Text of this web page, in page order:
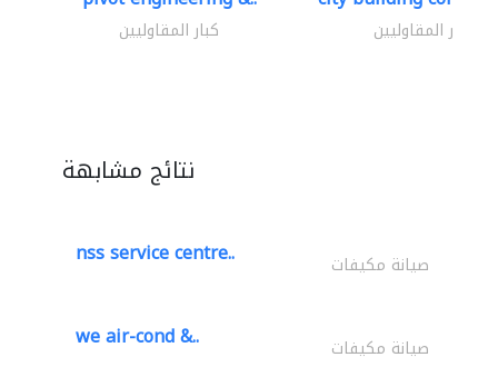
كبار المقاوليين كبار المقاوليين
نتائج مشابهة
nss service centre.. صيانة مكيفات
we air-cond &.. صيانة مكيفات